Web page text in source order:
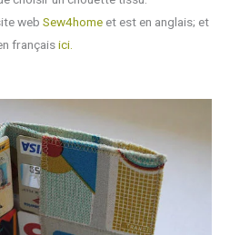
web Sew4home et est en anglais; et
françaisici.